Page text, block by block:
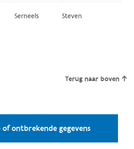
Serneels Steven
Terug naar boven
ontbrekende gegevens